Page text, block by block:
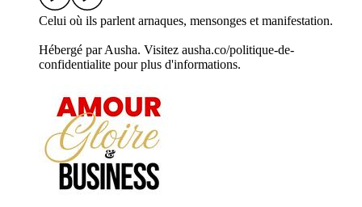
Celui où ils parlent arnaques, mensonges et manifestation.
Hébergé par Ausha. Visitez ausha.co/politique-de-
confidentialite pour plus d'informations.